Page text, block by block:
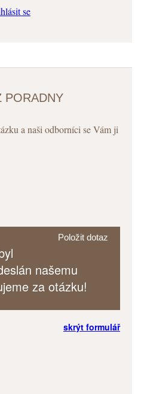
se
PORADNY
a naši odborníci se Vám ji
Položit dotaz
našemu
za otázku!
skrýt formulář